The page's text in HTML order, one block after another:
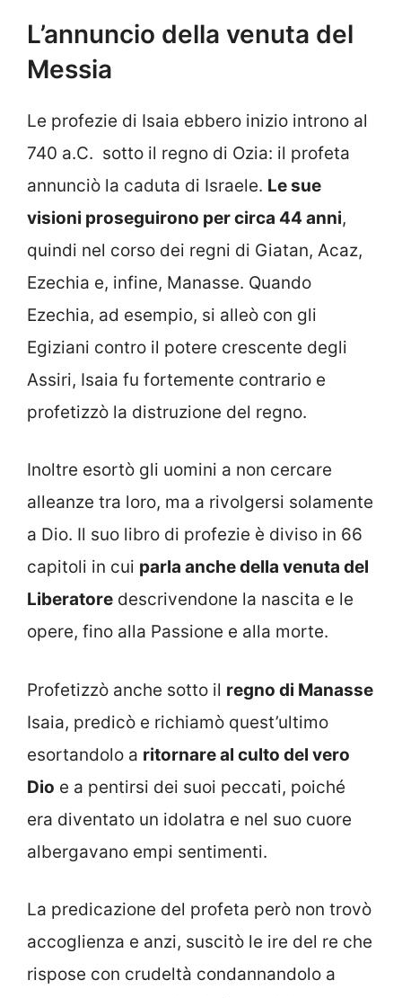
L’annuncio della venuta del
Messia
Le profezie di Isaia ebbero inizio introno al
740 a.C. sotto il regno di Ozia: il profeta
annunciò la caduta di Israele. Le sue
visioni proseguirono per circa 44 anni,
quindi nel corso dei regni di Giatan, Acaz,
Ezechia e, infine, Manasse. Quando
Ezechia, ad esempio, si alleò con gli
Egiziani contro il potere crescente degli
Assiri, Isaia fu fortemente contrario e
profetizzò la distruzione del regno.
Inoltre esortò gli uomini a non cercare
alleanze tra loro, ma a rivolgersi solamente
a Dio. Il suo libro di profezie è diviso in 66
capitoli in cui parla anche della venuta del
Liberatore descrivendone la nascita e le
opere, fino alla Passione e alla morte.
Profetizzò anche sotto il regno di Manasse
Isaia, predicò e richiamò quest’ultimo
esortandolo a ritornare al culto del vero
Dio e a pentirsi dei suoi peccati, poiché
era diventato un idolatra e nel suo cuore
albergavano empi sentimenti.
La predicazione del profeta però non trovò
accoglienza e anzi, suscitò le ire del re che
rispose con crudeltà condannandolo a